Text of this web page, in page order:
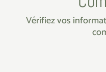
Vérifiez vos